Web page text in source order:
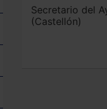
Secretario del
(Castellón)